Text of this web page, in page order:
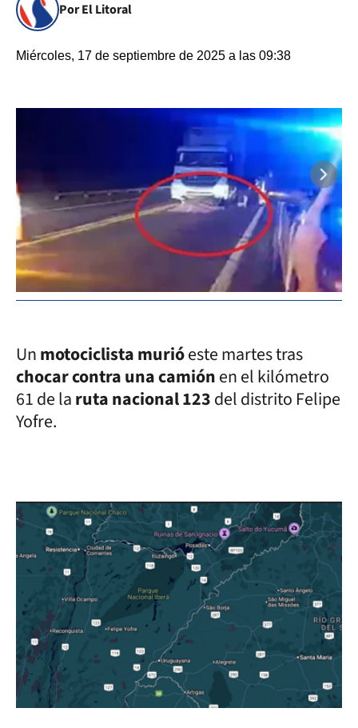
Por El Litoral
Miércoles, 17 de septiembre de 2025 a las 09:38
Unmotociclista murióeste martes tras
chocar contra una camiónen el kilómetro
61 de laruta nacional 123del distrito Felipe
Yofre.